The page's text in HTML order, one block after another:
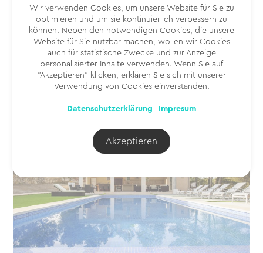
einfachen Zugang zu den wunderschönen
Sandstränden mit kristallklarem Wasser.
Kostenlos vorreservieren
Wir verwenden Cookies, um unsere Website für Sie zu
optimieren und um sie kontinuierlich verbessern zu
können. Neben den notwendigen Cookies, die unsere
Website für Sie nutzbar machen, wollen wir Cookies
auch für statistische Zwecke und zur Anzeige
personalisierter Inhalte verwenden. Wenn Sie auf
"Akzeptieren" klicken, erklären Sie sich mit unserer
Verwendung von Cookies einverstanden.
Datenschutzerklärung Impresum
Akzeptieren